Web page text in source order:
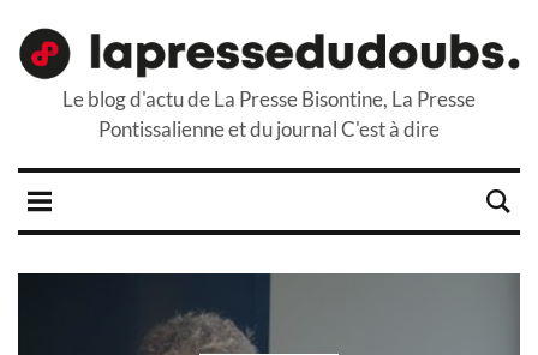
Le blog d'actu de La Presse Bisontine, La Presse
Pontissalienne et du journal C'est à dire